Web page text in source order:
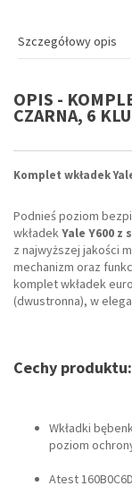
Szczegółowy opis
OPIS -
CZARNA, 6
Komplet wkładek
Podnieś poziom
wkładekYale Y600 z
z najwyższej jakości
mechanizm oraz
komplet wkładek
(dwustronna), w
Cechy produktu:
Wkładki
poziom
Atest 160B0C6D